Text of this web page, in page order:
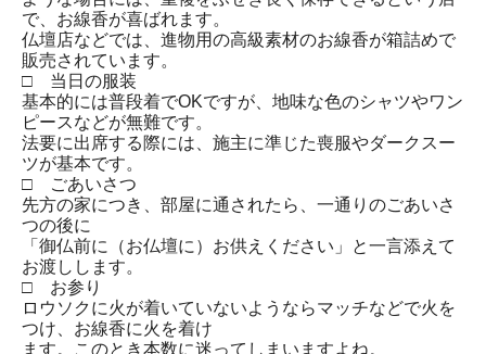
で、お線香が喜ばれます。
仏壇店などでは、進物用の高級素材のお線香が箱詰めで
販売されています。
□ 当日の服装
基本的には普段着でOKですが、地味な色のシャツやワン
ピースなどが無難です。
法要に出席する際には、施主に準じた喪服やダークスー
ツが基本です。
□ ごあいさつ
先方の家につき、部屋に通されたら、一通りのごあいさ
つの後に
「御仏前に（お仏壇に）お供えください」と一言添えて
お渡しします。
□ お参り
ロウソクに火が着いていないようならマッチなどで火を
つけ、お線香に火を着け
ます。このとき本数に迷ってしまいますよね。